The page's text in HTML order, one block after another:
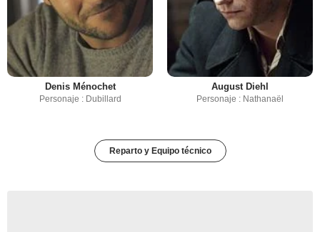
Denis Ménochet
Personaje : Dubillard
August Diehl
Personaje : Nathanaël
Reparto y Equipo técnico